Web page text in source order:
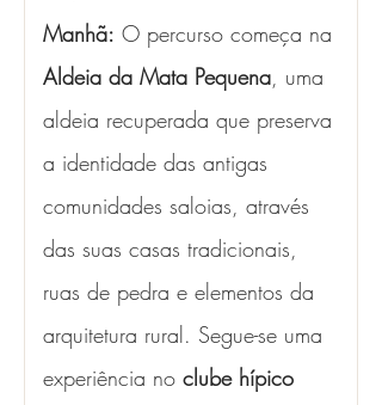
Manhã: O percurso começa na
Aldeia da Mata Pequena, uma
aldeia recuperada que preserva
a identidade das antigas
comunidades saloias, através
das suas casas tradicionais,
ruas de pedra e elementos da
arquitetura rural. Segue-se uma
experiência no clube hípico